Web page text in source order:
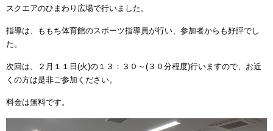
スクエアのひまわり広場で行いました。
指導は、ももち体育館のスポーツ指導員が行い、参加者からも好評でし
た。
次回は、２月１１日(火)の１３：３０～(３０分程度)行いますので、お近
くの方は是非ご参加ください。
料金は無料です。